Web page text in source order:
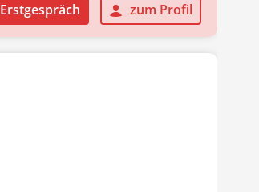
Erstgespräch zum Profil